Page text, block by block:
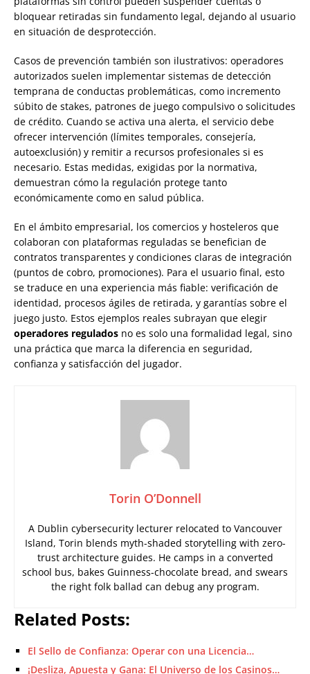
bloquear retiradas sin fundamento legal, dejando al usuario
en situación de desprotección.
Casos de prevención también son ilustrativos: operadores
autorizados suelen implementar sistemas de detección
temprana de conductas problemáticas, como incremento
súbito de stakes, patrones de juego compulsivo o solicitudes
de crédito. Cuando se activa una alerta, el servicio debe
ofrecer intervención (límites temporales, consejería,
autoexclusión) y remitir a recursos profesionales si es
necesario. Estas medidas, exigidas por la normativa,
demuestran cómo la regulación protege tanto
económicamente como en salud pública.
En el ámbito empresarial, los comercios y hosteleros que
colaboran con plataformas reguladas se benefician de
contratos transparentes y condiciones claras de integración
(puntos de cobro, promociones). Para el usuario final, esto
se traduce en una experiencia más fiable: verificación de
identidad, procesos ágiles de retirada, y garantías sobre el
juego justo. Estos ejemplos reales subrayan que elegir
operadores regulados no es solo una formalidad legal, sino
una práctica que marca la diferencia en seguridad,
confianza y satisfacción del jugador.
Torin O’Donnell
A Dublin cybersecurity lecturer relocated to Vancouver
Island, Torin blends myth-shaded storytelling with zero-
trust architecture guides. He camps in a converted
school bus, bakes Guinness-chocolate bread, and swears
the right folk ballad can debug any program.
Related Posts:
El Sello de Confianza: Operar con una Licencia…
¡Desliza, Apuesta y Gana: El Universo de los Casinos…